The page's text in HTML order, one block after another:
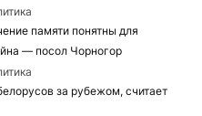
памяти понятны для
— посол Чорногор
за рубежом, считает